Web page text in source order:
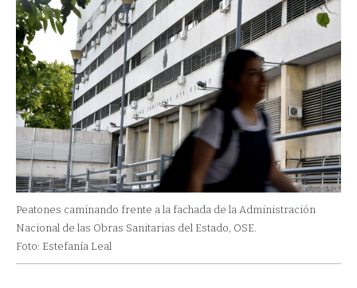
Peatones caminando frente a la fachada de la Administración
Nacional de las Obras Sanitarias del Estado, OSE.
Foto: Estefanía Leal